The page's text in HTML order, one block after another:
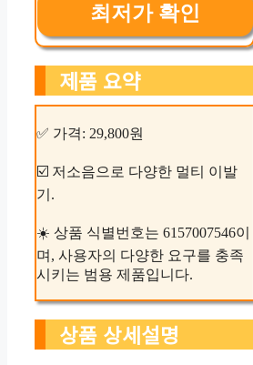
최저가 확인
제품 요약
✅ 가격: 29,800원
☑️ 저소음으로 다양한 멀티 이발
기.
☀️ 상품 식별번호는 6157007546이
며, 사용자의 다양한 요구를 충족
시키는 범용 제품입니다.
상품 상세설명